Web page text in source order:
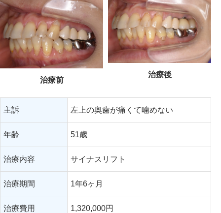
治療前
治療後
主訴 左上の奥歯が痛くて噛めない
年齢 51歳
治療内容 サイナスリフト
治療期間 1年6ヶ月
治療費用 1,320,000円